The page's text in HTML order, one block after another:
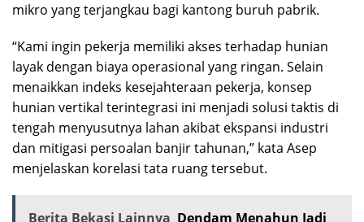
mikro yang terjangkau bagi kantong buruh pabrik.
“Kami ingin pekerja memiliki akses terhadap hunian
layak dengan biaya operasional yang ringan. Selain
menaikkan indeks kesejahteraan pekerja, konsep
hunian vertikal terintegrasi ini menjadi solusi taktis di
tengah menyusutnya lahan akibat ekspansi industri
dan mitigasi persoalan banjir tahunan,” kata Asep
menjelaskan korelasi tata ruang tersebut.
Berita Bekasi Lainnya Dendam Menahun Jadi